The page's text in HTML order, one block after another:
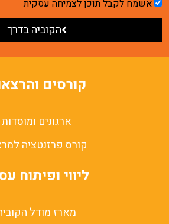
אשמח לקבל תוכן לצמיחה עסקית
הקוביה בדרך
קורסים
ארגונים ומוסדות
קורס פרזנטציה
ליווי ופיתוח
מארז מודל